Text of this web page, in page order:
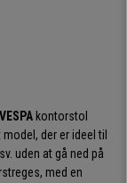
VESPA kontorstol
model, der er ideel til
uden at gå ned på
med en